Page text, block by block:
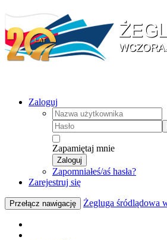
Zaloguj
Zapamiętaj mnie
Zaloguj
Zapomniałeś/aś hasła?
Zarejestruj się
Przełącz nawigację Żegluga śródlądowa